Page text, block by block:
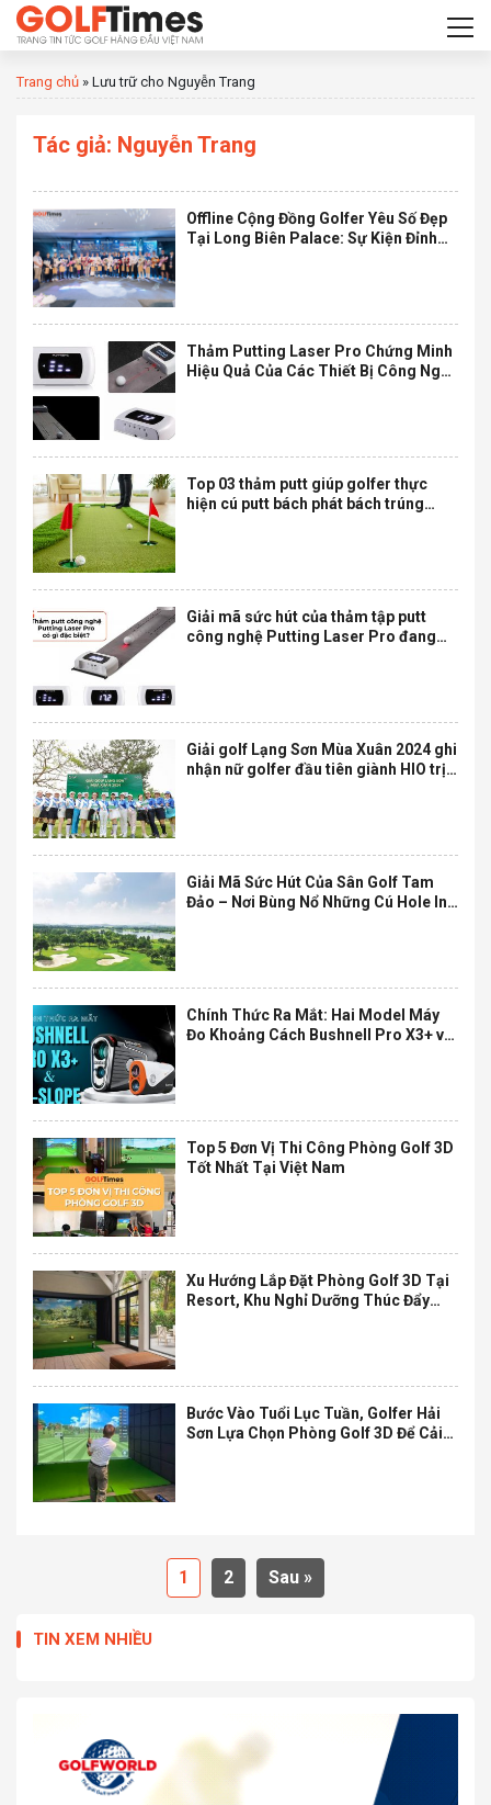
Trang chủ » Lưu trữ cho Nguyễn Trang
Tác giả: Nguyễn Trang
Offline Cộng Đồng Golfer Yêu Số Đẹp
Tại Long Biên Palace: Sự Kiện Đỉnh
Thảm Putting Laser Pro Chứng Minh
Hiệu Quả Của Các Thiết Bị Công Nghệ
Top 03 thảm putt giúp golfer thực
hiện cú putt bách phát bách trúng
Giải mã sức hút của thảm tập putt
công nghệ Putting Laser Pro đang
Giải golf Lạng Sơn Mùa Xuân 2024 ghi
nhận nữ golfer đầu tiên giành HIO trị
Giải Mã Sức Hút Của Sân Golf Tam
Đảo – Nơi Bùng Nổ Những Cú Hole In
Chính Thức Ra Mắt: Hai Model Máy
Đo Khoảng Cách Bushnell Pro X3+ và
Top 5 Đơn Vị Thi Công Phòng Golf 3D
Tốt Nhất Tại Việt Nam
Xu Hướng Lắp Đặt Phòng Golf 3D Tại
Resort, Khu Nghỉ Dưỡng Thúc Đẩy
Bước Vào Tuổi Lục Tuần, Golfer Hải
Sơn Lựa Chọn Phòng Golf 3D Để Cải
1 2 Sau »
TIN XEM NHIỀU